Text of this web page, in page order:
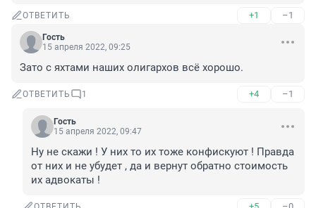
ОТВЕТИТЬ +1 –1
Гость
15 апреля 2022, 09:25
Зато с яхтами наших олигархов всё хорошо.
ОТВЕТИТЬ 1 +4 –1
Гость
15 апреля 2022, 09:47
Ну не скажи ! У них то их тоже конфискуют ! Правда
от них и не убудет , да и вернут обратно стоимость
их адвокаты !